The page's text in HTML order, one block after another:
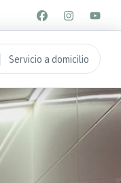
Servicio a domicilio